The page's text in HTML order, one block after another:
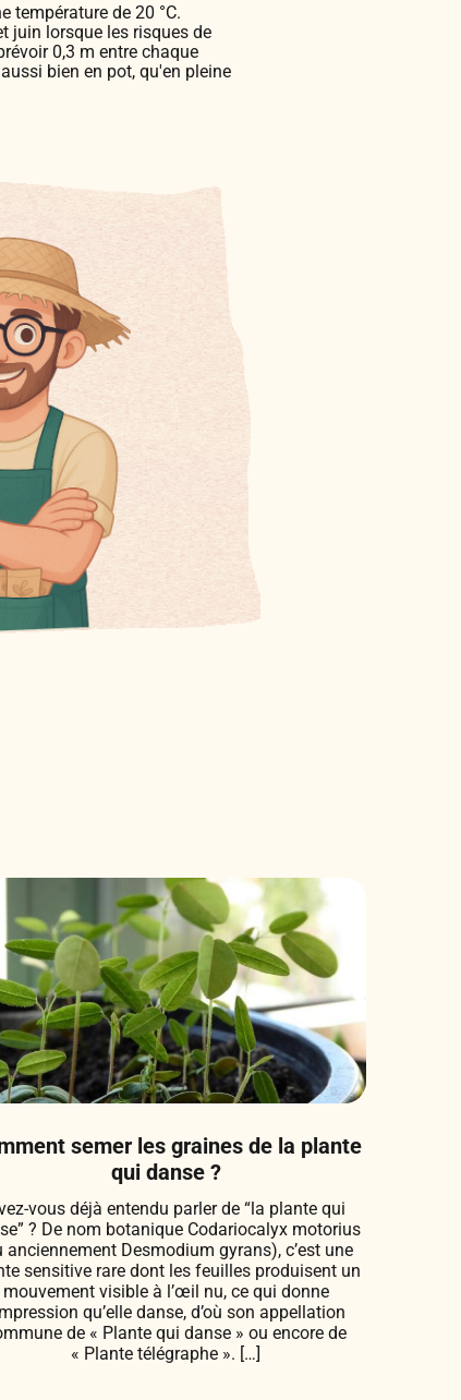
température de 20 °C.
juin lorsque les risques de
0,3 m entre chaque
bien en pot, qu'en pleine
semer les graines de la plante
qui danse ?
vous déjà entendu parler de “la plante qui
? De nom botanique Codariocalyx motorius
anciennement Desmodium gyrans), c’est une
sensitive rare dont les feuilles produisent un
mouvement visible à l’œil nu, ce qui donne
qu’elle danse, d’où son appellation
de « Plante qui danse » ou encore de
« Plante télégraphe ». […]